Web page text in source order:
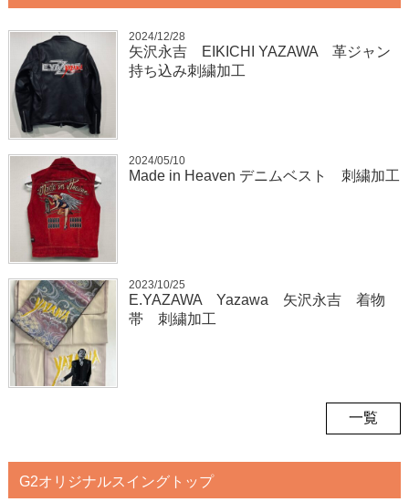
2024/12/28
矢沢永吉 EIKICHI YAZAWA 革ジャン
持ち込み刺繍加工
2024/05/10
Made in Heaven デニムベスト 刺繍加工
2023/10/25
E.YAZAWA Yazawa 矢沢永吉 着物
帯 刺繍加工
一覧
G2オリジナルスイングトップ